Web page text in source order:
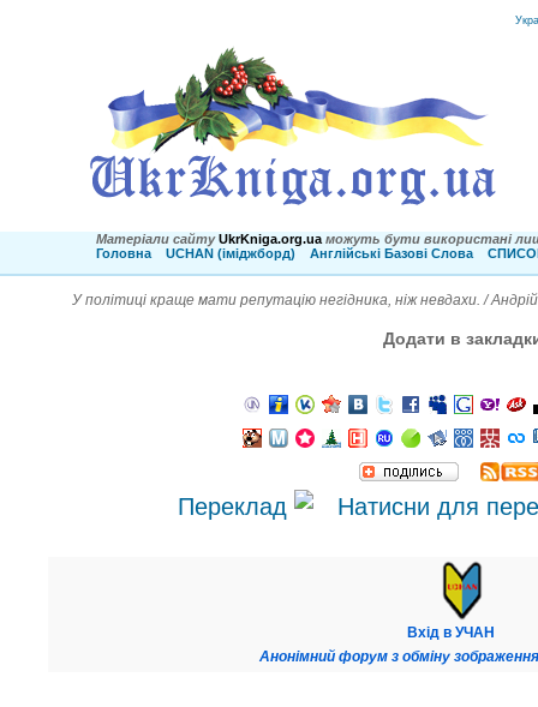
Матеріали сайту UkrKniga.org.ua можуть бути використані
Головна
UCHAN (іміджборд) Англійські Базові Слова
У політиці краще мати репутацію негідника, ніж невдахи. /
Додати в
Переклад
Вхід в УЧАН
Анонімний форум з обміну